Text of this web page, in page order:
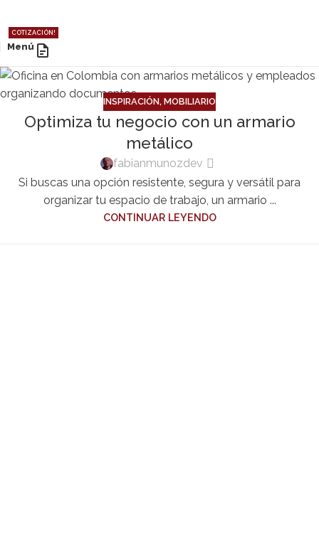
Menú
COTIZACIÓN!
INSPIRACIÓN, MOBILIARIO
Optimiza tu negocio con un armario
metálico
fabianmunozdev
Si buscas una opción resistente, segura y versátil para
organizar tu espacio de trabajo, un armario ...
CONTINUAR LEYENDO